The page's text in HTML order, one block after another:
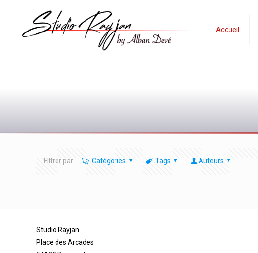
Accueil
Filtrer par Catégories Tags Auteurs
Studio Rayjan
Place des Arcades